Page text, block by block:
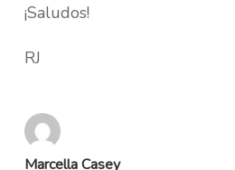
¡Saludos!
RJ
Marcella Casey